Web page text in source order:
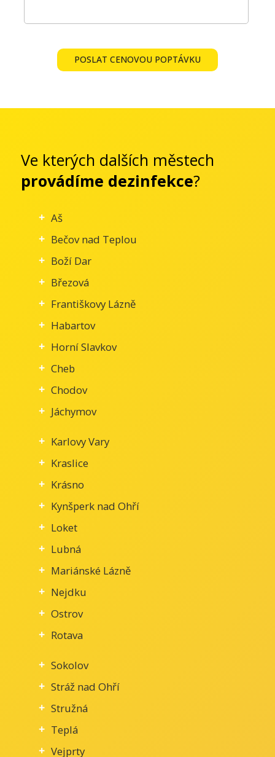
POSLAT CENOVOU POPTÁVKU
Ve kterých dalších městech
provádíme dezinfekce?
Aš
Bečov nad Teplou
Boží Dar
Březová
Františkovy Lázně
Habartov
Horní Slavkov
Cheb
Chodov
Jáchymov
Karlovy Vary
Kraslice
Krásno
Kynšperk nad Ohří
Loket
Lubná
Mariánské Lázně
Nejdku
Ostrov
Rotava
Sokolov
Stráž nad Ohří
Stružná
Teplá
Vejprty